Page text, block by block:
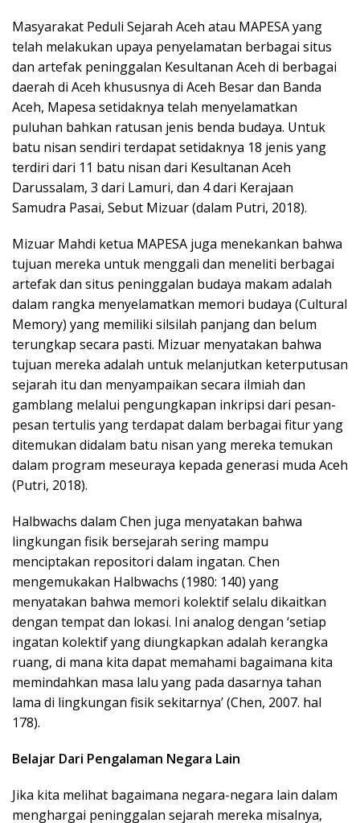
Masyarakat Peduli Sejarah Aceh atau MAPESA yang
telah melakukan upaya penyelamatan berbagai situs
dan artefak peninggalan Kesultanan Aceh di berbagai
daerah di Aceh khususnya di Aceh Besar dan Banda
Aceh, Mapesa setidaknya telah menyelamatkan
puluhan bahkan ratusan jenis benda budaya. Untuk
batu nisan sendiri terdapat setidaknya 18 jenis yang
terdiri dari 11 batu nisan dari Kesultanan Aceh
Darussalam, 3 dari Lamuri, dan 4 dari Kerajaan
Samudra Pasai, Sebut Mizuar (dalam Putri, 2018).
Mizuar Mahdi ketua MAPESA juga menekankan bahwa
tujuan mereka untuk menggali dan meneliti berbagai
artefak dan situs peninggalan budaya makam adalah
dalam rangka menyelamatkan memori budaya (Cultural
Memory) yang memiliki silsilah panjang dan belum
terungkap secara pasti. Mizuar menyatakan bahwa
tujuan mereka adalah untuk melanjutkan keterputusan
sejarah itu dan menyampaikan secara ilmiah dan
gamblang melalui pengungkapan inkripsi dari pesan-
pesan tertulis yang terdapat dalam berbagai fitur yang
ditemukan didalam batu nisan yang mereka temukan
dalam program meseuraya kepada generasi muda Aceh
(Putri, 2018).
Halbwachs dalam Chen juga menyatakan bahwa
lingkungan fisik bersejarah sering mampu
menciptakan repositori dalam ingatan. Chen
mengemukakan Halbwachs (1980: 140) yang
menyatakan bahwa memori kolektif selalu dikaitkan
dengan tempat dan lokasi. Ini analog dengan ‘setiap
ingatan kolektif yang diungkapkan adalah kerangka
ruang, di mana kita dapat memahami bagaimana kita
memindahkan masa lalu yang pada dasarnya tahan
lama di lingkungan fisik sekitarnya’ (Chen, 2007. hal
178).
Belajar Dari Pengalaman Negara Lain
Jika kita melihat bagaimana negara-negara lain dalam
menghargai peninggalan sejarah mereka misalnya,